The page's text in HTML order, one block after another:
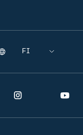
Instagram
Selecting
Kieli